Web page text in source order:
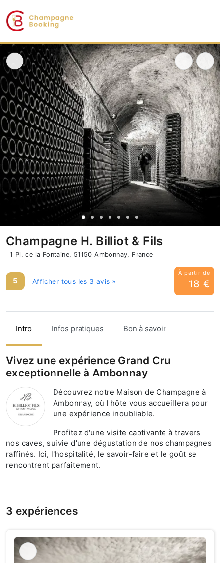
Champagne H. Billiot & Fils
1 Pl. de la Fontaine, 51150 Ambonnay, France
5 Afficher tous les 3 avis »
À partir de
18 €
Intro Infos pratiques Bon à savoir
Vivez une expérience Grand Cru
exceptionnelle à Ambonnay
Découvrez notre Maison de Champagne à
Ambonnay, où l'hôte vous accueillera pour
une expérience inoubliable.
Profitez d'une visite captivante à travers
nos caves, suivie d'une dégustation de nos champagnes
raffinés. Ici, l'hospitalité, le savoir-faire et le goût se
rencontrent parfaitement.
3 expériences